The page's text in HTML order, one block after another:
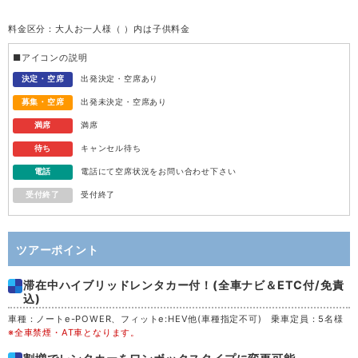
水 12
木 13
金 14
日 16
月 17
火 18
水 19
料金区分：大人お一人様（ ）内は子供料金
■アイコンの説明
決定・空席 出発決定・空席あり
募集・空席 出発未決定・空席あり
満席 満席
待ち キャンセル待ち
電話 電話にて空席状況をお問い合わせ下さい
受付終了 受付終了
ツアーポイント
滞在中ハイブリッドレンタカー付！(全車ナビ＆ETC付/免責
込)
車種：ノートe-POWER、フィットe:HEV他(車種指定不可) 乗車定員：5名様
※全車禁煙・AT車となります。